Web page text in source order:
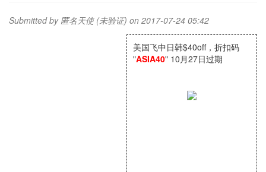
Submitted by 匿名天使 (未验证) on 2017-07-24 05:42
美国飞中日韩$40off，折扣码
"ASIA40" 10月27日过期